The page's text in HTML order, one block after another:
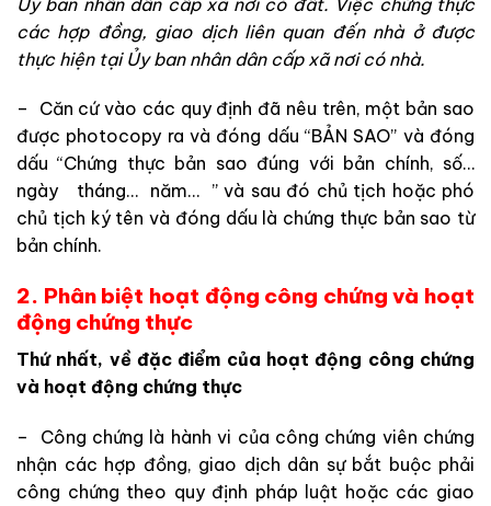
các hợp đồng, giao dịch liên quan đến nhà ở được
thực hiện tại Ủy ban nhân dân cấp xã nơi có nhà.
– Căn cứ vào các quy định đã nêu trên, một bản sao
được photocopy ra và đóng dấu “BẢN SAO” và đóng
dấu “Chứng thực bản sao đúng với bản chính, số…
ngày tháng… năm… ” và sau đó chủ tịch hoặc phó
chủ tịch ký tên và đóng dấu là chứng thực bản sao từ
bản chính.
2. Phân biệt hoạt động công chứng và hoạt
động chứng thực
Thứ nhất, về đặc điểm của hoạt động công chứng
và hoạt động chứng thực
– Công chứng là hành vi của công chứng viên chứng
nhận các hợp đồng, giao dịch dân sự bắt buộc phải
công chứng theo quy định pháp luật hoặc các giao